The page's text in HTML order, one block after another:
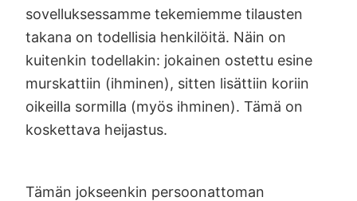
sovelluksessamme tekemiemme tilausten
takana on todellisia henkilöitä. Näin on
kuitenkin todellakin: jokainen ostettu esine
murskattiin (ihminen), sitten lisättiin koriin
oikeilla sormilla (myös ihminen). Tämä on
koskettava heijastus.
Tämän jokseenkin persoonattoman